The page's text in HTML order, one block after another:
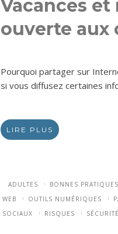
Vacances
ouverte aux
Pourquoi partager sur
si vous diffusez certaines
LIRE PLUS
ADULTES BONNES PRATIQUES
WEB
OUTILS NUMÉRIQUES
SOCIAUX
RISQUES